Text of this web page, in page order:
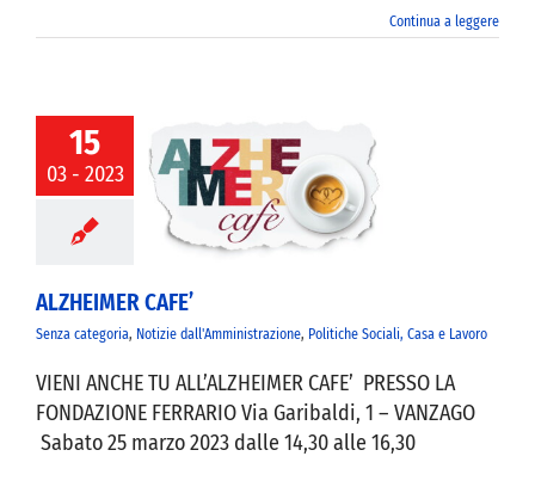
Continua a leggere
15
03 - 2023
CAFE’
ALZHEIMER CAFE’
Senza categoria, Notizie dall'Amministrazione, Politiche Sociali, Casa e Lavoro
VIENI ANCHE TU ALL’ALZHEIMER CAFE’ PRESSO LA
FONDAZIONE FERRARIO Via Garibaldi, 1 – VANZAGO
Sabato 25 marzo 2023 dalle 14,30 alle 16,30